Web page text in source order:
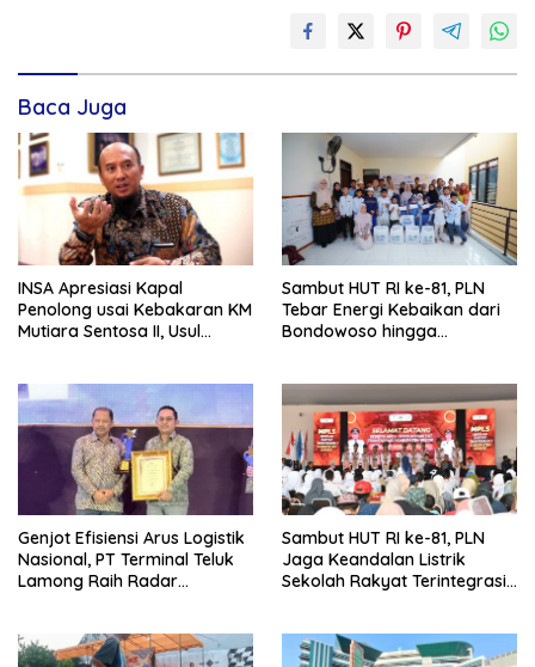
Baca Juga
INSA Apresiasi Kapal
Penolong usai Kebakaran KM
Mutiara Sentosa II, Usul
Sambut HUT RI ke-81, PLN
Tebar Energi Kebaikan dari
Bondowoso hingga
Genjot Efisiensi Arus Logistik
Nasional, PT Terminal Teluk
Lamong Raih Radar
Sambut HUT RI ke-81, PLN
Jaga Keandalan Listrik
Sekolah Rakyat Terintegrasi 1